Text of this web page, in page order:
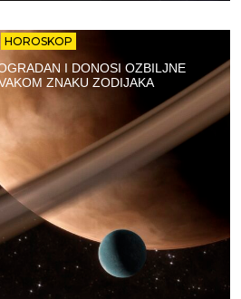
HOROSKOP
I DONOSI OZBILJNE
ZNAKU ZODIJAKA